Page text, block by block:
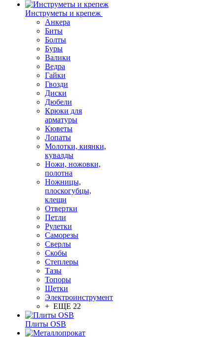
Инструметы и крепеж
Анкера
Биты
Болты
Буры
Валики
Ведра
Гайки
Гвозди
Диски
Дюбели
Крюки для
арматуры
Кюветы
Лопаты
Молотки, киянки,
кувалды
Ножи, ножовки,
полотна
Ножницы,
плоскогубцы,
клещи
Отвертки
Петли
Рулетки
Саморезы
Сверлы
Скобы
Степлеры
Тазы
Топоры
Щетки
Электроинструмент
+ ЕЩЕ 22
Плиты OSB